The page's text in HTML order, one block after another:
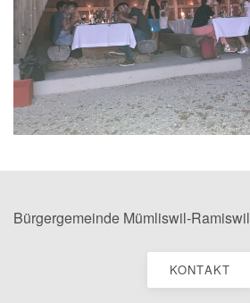
Bürgergemeinde Mümliswil-Ramiswil
KONTAKT